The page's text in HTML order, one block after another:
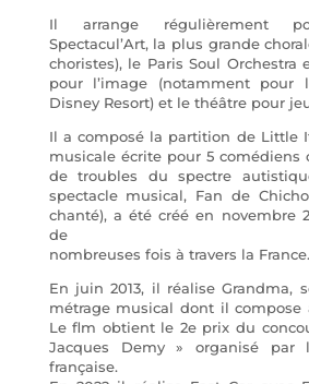
Il arrange régulièrement
Spectacul’Art, la plus grande
choristes), le Paris Soul Orchestra
pour l’image (notamment pour
Disney Resort) et le théâtre pour
Il a composé la partition de Little
musicale écrite pour 5 comédiens
de troubles du spectre
spectacle musical, Fan de
chanté), a été créé en novembre
de
nombreuses fois à travers la France.
En juin 2013, il réalise Grandma,
métrage musical dont il compose
Le flm obtient le 2e prix du
Jacques Demy » organisé par
française.